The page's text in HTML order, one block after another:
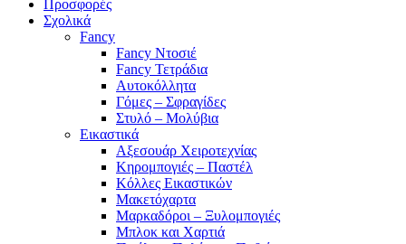
Προσφορές
Σχολικά
Fancy
Fancy Ντοσιέ
Fancy Τετράδια
Αυτοκόλλητα
Γόμες – Σφραγίδες
Στυλό – Μολύβια
Εικαστικά
Αξεσουάρ Χειροτεχνίας
Κηρομπογιές – Παστέλ
Κόλλες Εικαστικών
Μακετόχαρτα
Μαρκαδόροι – Ξυλομπογιές
Μπλοκ και Χαρτιά